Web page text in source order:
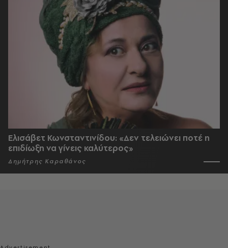
Ελισάβετ Κωνσταντινίδου: «Δεν τελειώνει ποτέ η
επιδίωξη να γίνεις καλύτερος»
Δημήτρης Καραθάνος